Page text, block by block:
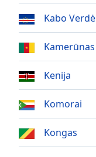
Picture-
in-
Picture
modal
window.
Beginning
Kabo Verdė
Kamerūnas
Kenija
Komorai
Kongas